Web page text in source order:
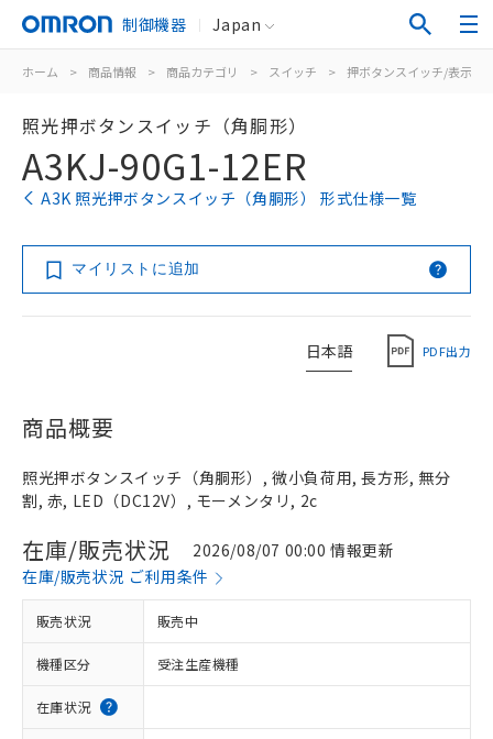
制御機器 Japan
ホーム > 商品情報 > 商品カテゴリ > スイッチ > 押ボタンスイッチ/表示灯
照光押ボタンスイッチ（角胴形）
A3KJ-90G1-12ER
A3K 照光押ボタンスイッチ（角胴形） 形式仕様一覧
マイリストに追加
日本語 PDF出力
商品概要
照光押ボタンスイッチ（角胴形）, 微小負荷用, 長方形, 無分
割, 赤, LED（DC12V）, モーメンタリ, 2c
在庫/販売状況
2026/08/07 00:00 情報更新
在庫/販売状況 ご利用条件
販売状況 販売中
機種区分 受注生産機種
在庫状況